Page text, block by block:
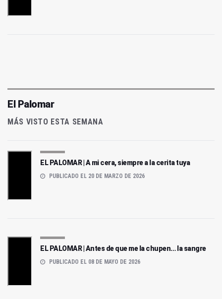
El Palomar
MÁS VISTO ESTA SEMANA
EL PALOMAR | A mi cera, siempre a la cerita tuya
PUBLICADO EL 20 DE MARZO DE 2026
EL PALOMAR | Antes de que me la chupen… la sangre
PUBLICADO EL 08 DE MAYO DE 2026